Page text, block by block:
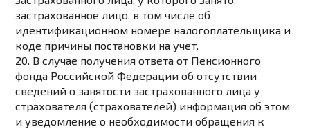
застрахованное лицо, в том числе об
идентификационном номере налогоплательщика и
коде причины постановки на учет.
20. В случае получения ответа от Пенсионного
фонда Российской Федерации об отсутствии
сведений о занятости застрахованного лица у
страхователя (страхователей) информация об этом
и уведомление о необходимости обращения к